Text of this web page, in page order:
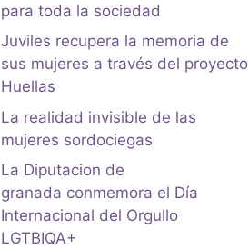
para toda la sociedad
Juviles recupera la memoria de
sus mujeres a través del proyecto
Huellas
La realidad invisible de las
mujeres sordociegas
La Diputacion de
granada conmemora el Día
Internacional del Orgullo
LGTBIQA+